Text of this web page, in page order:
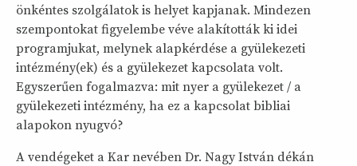
önkéntes szolgálatok is helyet kapjanak. Mindezen
szempontokat figyelembe véve alakították ki idei
programjukat, melynek alapkérdése a gyülekezeti
intézmény(ek) és a gyülekezet kapcsolata volt.
Egyszerűen fogalmazva: mit nyer a gyülekezet / a
gyülekezeti intézmény, ha ez a kapcsolat bibliai
alapokon nyugvó?
A vendégeket a Kar nevében Dr. Nagy István dékán